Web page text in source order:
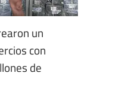
un
con
de